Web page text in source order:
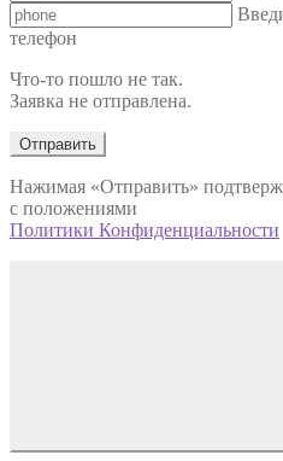
телефон
Что-то пошло не так.
Заявка не отправлена.
Отправить
Нажимая «Отправить»
с положениями
Политики Конфиденциальности